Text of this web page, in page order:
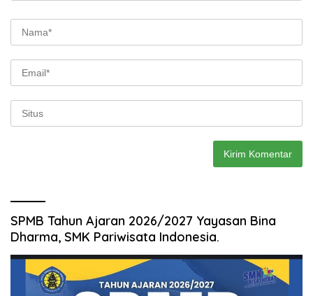
SPMB Tahun Ajaran 2026/2027 Yayasan Bina
Dharma, SMK Pariwisata Indonesia.